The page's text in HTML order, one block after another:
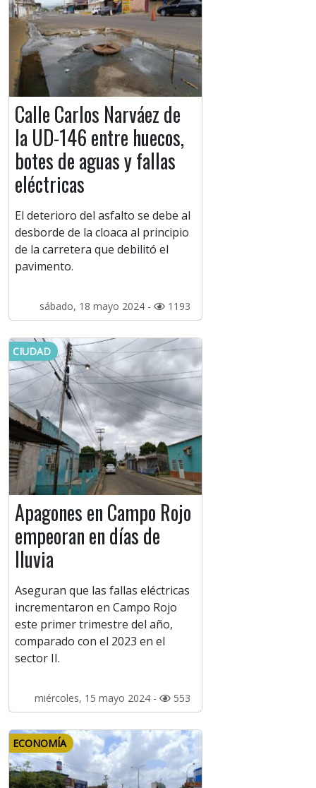
Calle Carlos Narváez de
la UD-146 entre huecos,
botes de aguas y fallas
eléctricas
El deterioro del asfalto se debe al
desborde de la cloaca al principio
de la carretera que debilitó el
pavimento.
sábado, 18 mayo 2024 - 1193
CIUDAD
Apagones en Campo Rojo
empeoran en días de
lluvia
Aseguran que las fallas eléctricas
incrementaron en Campo Rojo
este primer trimestre del año,
comparado con el 2023 en el
sector II.
miércoles, 15 mayo 2024 - 553
ECONOMÍA